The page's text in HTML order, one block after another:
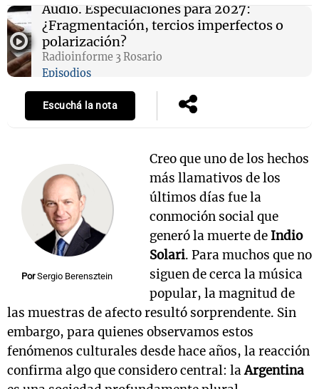
Audio. Especulaciones para 2027:
¿Fragmentación, tercios imperfectos o
polarización?
Radioinforme 3 Rosario
Episodios
Escuchá la nota
Por Sergio Berensztein
Creo que uno de los hechos
más llamativos de los
últimos días fue la
conmoción social que
generó la muerte de Indio
Solari. Para muchos que no
siguen de cerca la música
popular, la magnitud de
las muestras de afecto resultó sorprendente. Sin
embargo, para quienes observamos estos
fenómenos culturales desde hace años, la reacción
confirma algo que considero central: laArgentina